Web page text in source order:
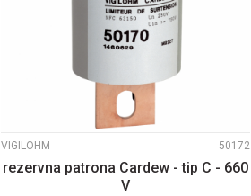
UPOREDI
VIGILOHM 50172
rezervna patrona Cardew - tip C - 660
V